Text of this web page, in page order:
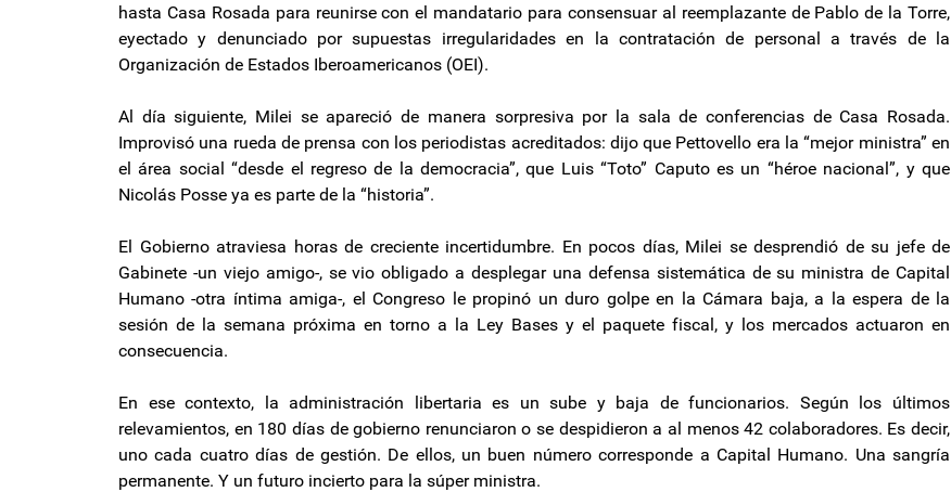
hasta Casa Rosada para reunirse con el mandatario para consensuar al reemplazante de Pablo de la Torre,
eyectado y denunciado por supuestas irregularidades en la contratación de personal a través de la
Organización de Estados Iberoamericanos (OEI).
Al día siguiente, Milei se apareció de manera sorpresiva por la sala de conferencias de Casa Rosada.
Improvisó una rueda de prensa con los periodistas acreditados: dijo que Pettovello era la “mejor ministra” en
el área social “desde el regreso de la democracia”, que Luis “Toto” Caputo es un “héroe nacional”, y que
Nicolás Posse ya es parte de la “historia”.
El Gobierno atraviesa horas de creciente incertidumbre. En pocos días, Milei se desprendió de su jefe de
Gabinete -un viejo amigo-, se vio obligado a desplegar una defensa sistemática de su ministra de Capital
Humano -otra íntima amiga-, el Congreso le propinó un duro golpe en la Cámara baja, a la espera de la
sesión de la semana próxima en torno a la Ley Bases y el paquete fiscal, y los mercados actuaron en
consecuencia.
En ese contexto, la administración libertaria es un sube y baja de funcionarios. Según los últimos
relevamientos, en 180 días de gobierno renunciaron o se despidieron a al menos 42 colaboradores. Es decir,
uno cada cuatro días de gestión. De ellos, un buen número corresponde a Capital Humano. Una sangría
permanente. Y un futuro incierto para la súper ministra.